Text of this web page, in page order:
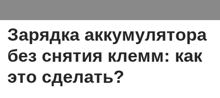
Зарядка аккумулятора
без снятия клемм: как
это сделать?